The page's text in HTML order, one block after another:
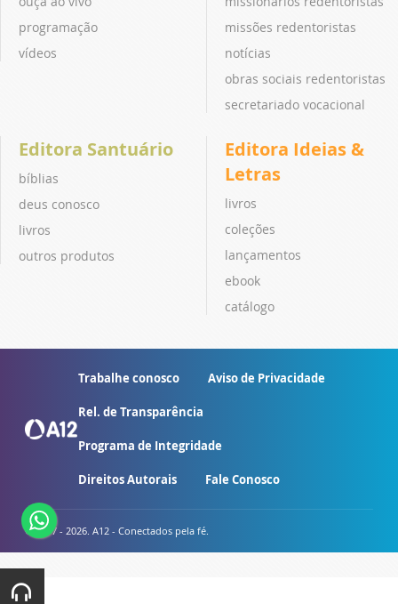
programação
vídeos
missões redentoristas
notícias
obras sociais redentoristas
secretariado vocacional
Editora Santuário
bíblias
deus conosco
livros
outros produtos
Editora Ideias &
Letras
livros
coleções
lançamentos
ebook
catálogo
Trabalhe conosco Aviso de Privacidade
Rel. de Transparência
Programa de Integridade
Direitos Autorais Fale Conosco
© 2007 - 2026. A12 - Conectados pela fé.